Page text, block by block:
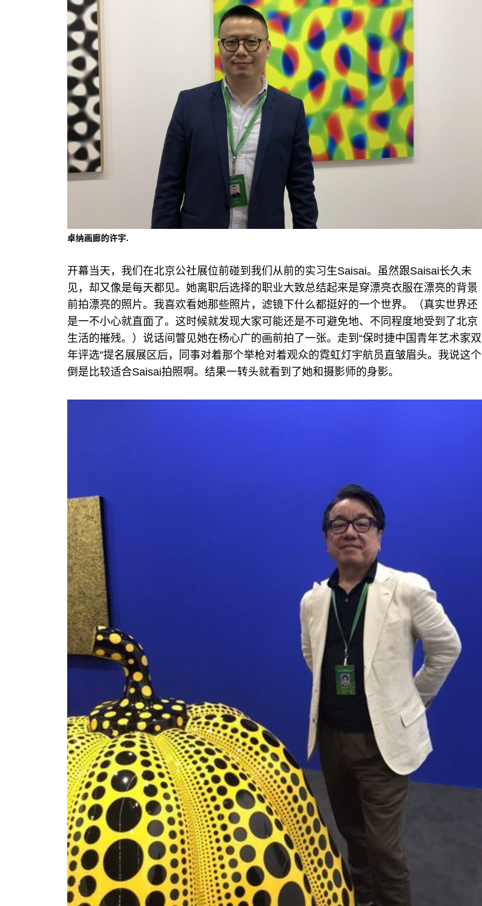
卓纳画廊的许宇.
开幕当天，我们在北京公社展位前碰到我们从前的实习生Saisai。虽然跟Saisai长久未
见，却又像是每天都见。她离职后选择的职业大致总结起来是穿漂亮衣服在漂亮的背景
前拍漂亮的照片。我喜欢看她那些照片，滤镜下什么都挺好的一个世界。（真实世界还
是一不小心就直面了。这时候就发现大家可能还是不可避免地、不同程度地受到了北京
生活的摧残。）说话间瞥见她在杨心广的画前拍了一张。走到“保时捷中国青年艺术家双
年评选”提名展展区后，同事对着那个举枪对着观众的霓虹灯宇航员直皱眉头。我说这个
倒是比较适合Saisai拍照啊。结果一转头就看到了她和摄影师的身影。